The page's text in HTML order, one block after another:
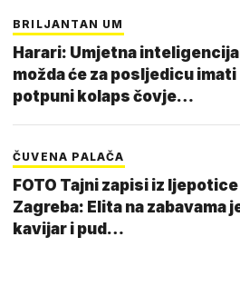
BRILJANTAN UM
Harari: Umjetna inteligencija
možda će za posljedicu imati
potpuni kolaps čovje…
ČUVENA PALAČA
FOTO Tajni zapisi iz ljepotice
Zagreba: Elita na zabavama jela
kavijar i pud…